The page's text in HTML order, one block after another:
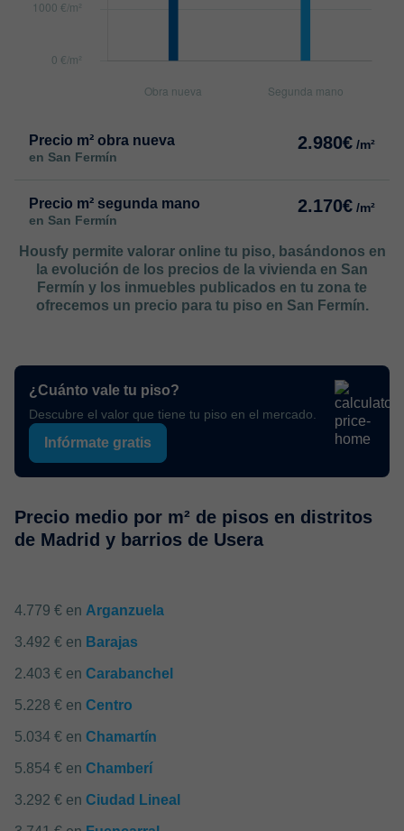
Precio m² obra nueva
en San Fermín
2.980€ /m²
Precio m² segunda mano
en San Fermín
2.170€ /m²
Housfy permite valorar online tu piso, basándonos en
la evolución de los precios de la vivienda en San
Fermín y los inmuebles publicados en tu zona te
ofrecemos un precio para tu piso en San Fermín.
¿Cuánto vale tu piso?
Descubre el valor que tiene tu piso en el mercado.
Infórmate gratis
Precio medio por m² de pisos en distritos
de Madrid y barrios de Usera
4.779 € en Arganzuela
3.492 € en Barajas
2.403 € en Carabanchel
5.228 € en Centro
5.034 € en Chamartín
5.854 € en Chamberí
3.292 € en Ciudad Lineal